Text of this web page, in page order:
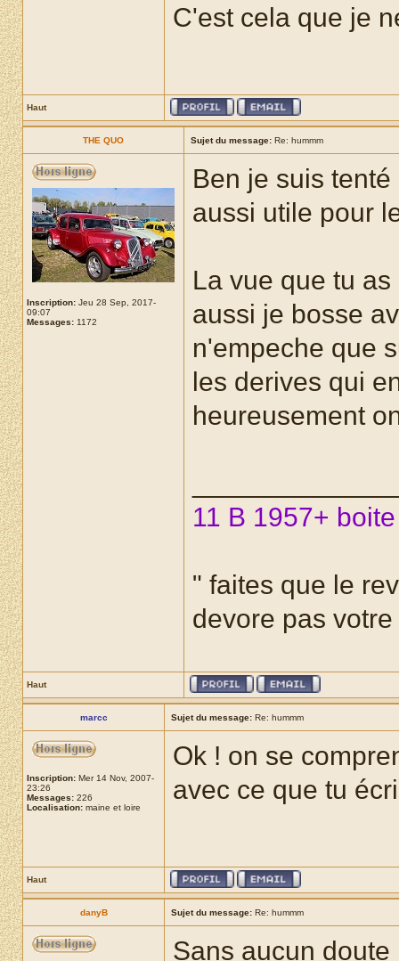
C'est cela que je
Haut
THE QUO Sujet du message: Re: hummm
Inscription: Jeu 28 Sep, 2017-
09:07
Messages: 1172
Ben je suis
aussi utile pour
La vue que tu
aussi je bosse
n'empeche que
les derives qui
heureusement
11 B 1957+
" faites que le
devore pas
Haut
marcc Sujet du message: Re: hummm
Inscription: Mer 14 Nov, 2007-
23:26
Messages: 226
Localisation: maine et loire
Ok ! on se
avec ce que tu
Haut
danyB Sujet du message: Re: hummm
Sans aucun